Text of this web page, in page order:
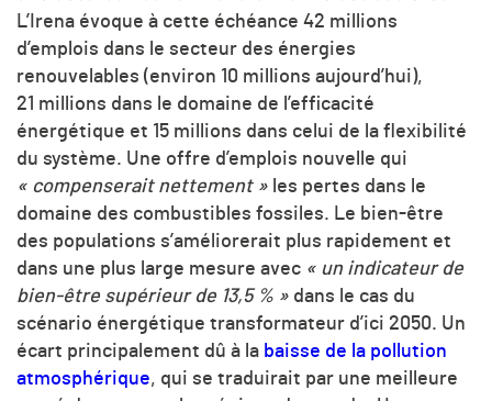
L’Irena évoque à cette échéance 42 millions
d’emplois dans le secteur des énergies
renouvelables (environ 10 millions aujourd’hui),
21 millions dans le domaine de l’efficacité
énergétique et 15 millions dans celui de la flexibilité
du système. Une offre d’emplois nouvelle qui
« compenserait nettement » les pertes dans le
domaine des combustibles fossiles. Le bien-être
des populations s’améliorerait plus rapidement et
dans une plus large mesure avec « un indicateur de
bien-être supérieur de 13,5 % » dans le cas du
scénario énergétique transformateur d’ici 2050. Un
écart principalement dû à la baisse de la pollution
atmosphérique, qui se traduirait par une meilleure